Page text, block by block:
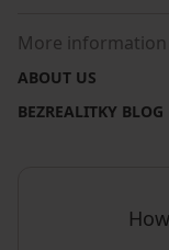
More information
ABOUT US
BEZREALITKY BLOG